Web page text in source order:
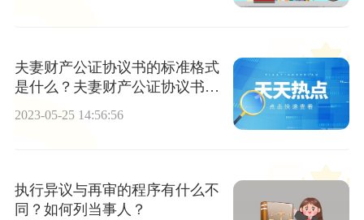
夫妻财产公证协议书的标准格式
是什么？夫妻财产公证协议书范
2023-05-25 14:56:56
执行异议与再审的程序有什么不
同？如何列当事人？